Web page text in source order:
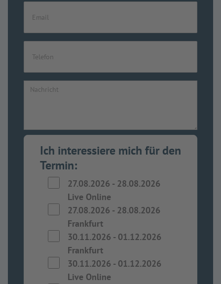
Ich interessiere mich für den
Termin:
27.08.2026 - 28.08.2026
Live Online
27.08.2026 - 28.08.2026
Frankfurt
30.11.2026 - 01.12.2026
Frankfurt
30.11.2026 - 01.12.2026
Live Online